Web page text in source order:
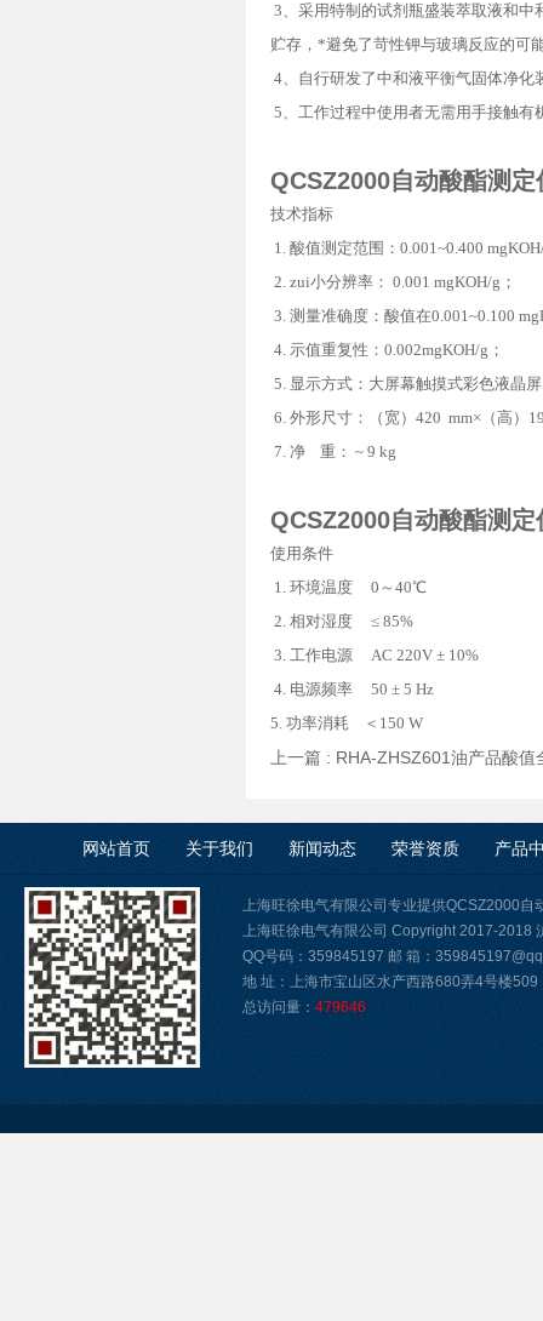
3、采用特制的试剂瓶盛装萃取液和
贮存，*避免了苛性钾与玻璃反应的可
4、自行研发了中和液平衡气固体净
5、工作过程中使用者无需用手接触
QCSZ2000自动酸酯测定
技术指标
1. 酸值测定范围： 0.001~0.400
2. zui小分辨率： 0.001 mgKOH/g ；
3. 测量准确度：酸值在0.001~0.100
4. 示值重复性： 0.002mgKOH/g ；
5. 显示方式：大屏幕触摸式彩色液晶
6. 外形尺寸：（宽） 420 mm× （高）
7. 净 重： ~ 9 kg
QCSZ2000自动酸酯测定
使用条件
1. 环境温度 0 ～ 40℃
2. 相对湿度 ≤ 85%
3. 工作电源 AC 220V ± 10%
4. 电源频率 50 ± 5 Hz
5. 功率消耗 ＜ 150 W
上一篇 : RHA-ZHSZ601油产品酸值
网站首页 关于我们 新闻动态 荣誉资质 产品
上海旺徐电气有限公司专业提供QCSZ2000
上海旺徐电气有限公司 Copyright 2017-2018
QQ号码：359845197 邮 箱：
地 址：上海市宝山区水产西路680弄4号楼509
总访问量： 479646